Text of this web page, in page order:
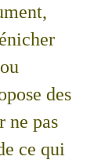
des
ne pas
ce qui